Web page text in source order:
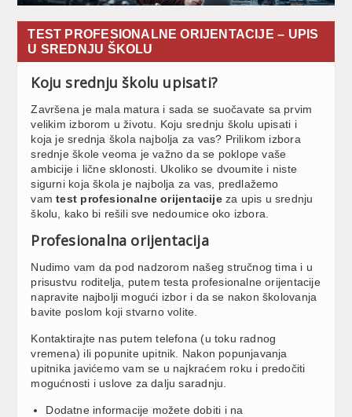
TEST PROFESIONALNE ORIJENTACIJE – UPIS
U SREDNJU ŠKOLU
Koju srednju školu upisati?
Završena je mala matura i sada se suočavate sa prvim
velikim izborom u životu. Koju srednju školu upisati i
koja je srednja škola najbolja za vas? Prilikom izbora
srednje škole veoma je važno da se poklope vaše
ambicije i lične sklonosti. Ukoliko se dvoumite i niste
sigurni koja škola je najbolja za vas, predlažemo
vamtest profesionalne orijentacijeza upis u srednju
školu, kako bi rešili sve nedoumice oko izbora.
Profesionalna orijentacija
Nudimo vam da pod nadzorom našeg stručnog tima i u
prisustvu roditelja, putem testa profesionalne orijentacije
napravite najbolji mogući izbor i da se nakon školovanja
bavite poslom koji stvarno volite.
Kontaktirajte nas putem telefona (u toku radnog
vremena) ili popunite upitnik. Nakon popunjavanja
upitnika javićemo vam se u najkraćem roku i predočiti
mogućnosti i uslove za dalju saradnju.
Dodatne informacije možete dobiti i na